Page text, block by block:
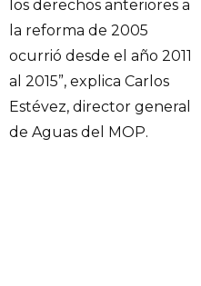
los derechos anteriores a
la reforma de 2005
ocurrió desde el año 2011
al 2015”, explica Carlos
Estévez, director general
de Aguas del MOP.